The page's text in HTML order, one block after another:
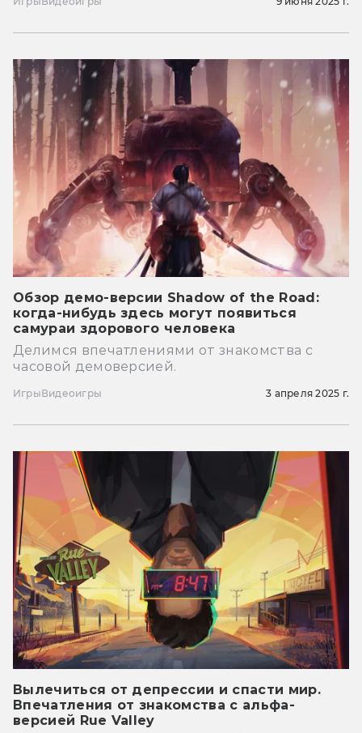
Обзор демо-версии Shadow of the Road:
когда-нибудь здесь могут появиться
самураи здорового человека
Делимся впечатлениями от знакомства с
часовой демоверсией.
ИгрыВидеоигры 3 апреля 2025 г.
Вылечиться от депрессии и спасти мир.
Впечатления от знакомства с альфа-
версией Rue Valley